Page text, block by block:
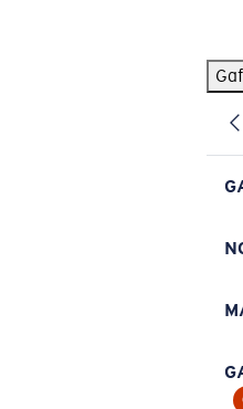
BÚSQUEDAS POPULARES
Pilothouse PRO Limited
Gafas de sol personalizadas
Los más vendidos de gafas de